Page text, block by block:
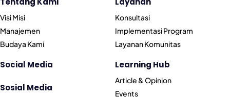
Visi Misi
Manajemen
Budaya Kami
Social Media
Sosial Media
Konsultasi
Implementasi Program
Layanan Komunitas
Learning Hub
Article & Opinion
Events